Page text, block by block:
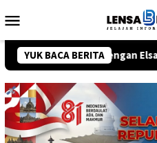
ke
Mobile
YUK BACA BERITA
dengan Elsa Japasal di